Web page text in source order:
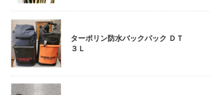
ターポリン防水バックパック ＤＴ
３Ｌ